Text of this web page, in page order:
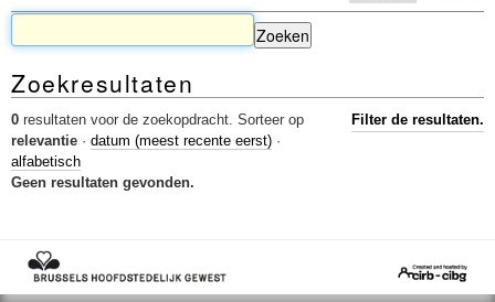
Zoekresultaten
0 resultaten voor de zoekopdracht. Filter de resultaten.
Sorteer op
relevantie · datum (meest recente eerst) ·
alfabetisch
Geen resultaten gevonden.